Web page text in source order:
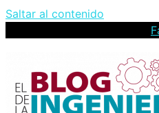
Saltar al contenido